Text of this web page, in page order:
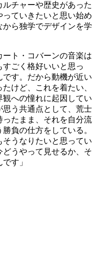
チャーや歴史があった
ていきたいと思い始め
ら独学でデザインを学
ート・コバーンの音楽は
ごく格好いいと思っ
す。だから動機が近い
けど、これを着たい、
への憧れに起因してい
思う共通点として、荒士
ったまま、それを自分流
負の仕方をしている。
うなりたいと思ってい
どうやって見せるか、そ
す」